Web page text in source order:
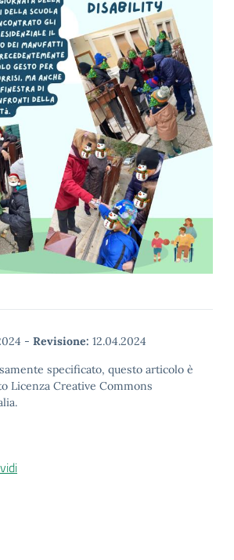
- Revisione: 12.04.2024
specificato, questo articolo è
Licenza Creative Commons